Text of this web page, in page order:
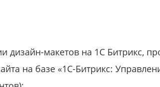
дизайн-макетов на 1С Битрикс,
на базе «1С-Битрикс: